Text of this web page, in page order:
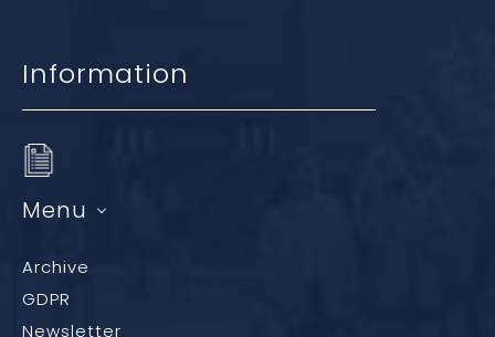
Information
Menu
Archive
GDPR
Newsletter